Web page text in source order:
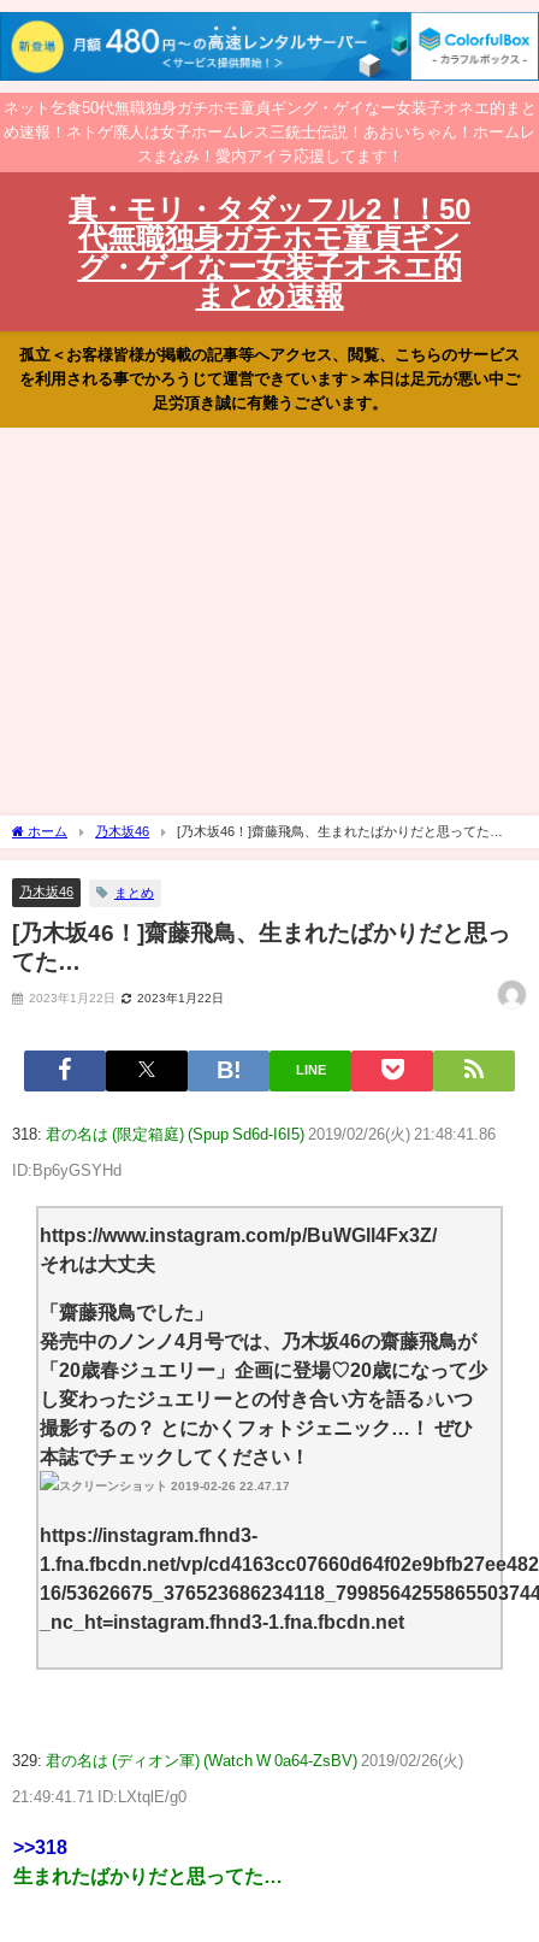
ネット乞食50代無職独身ガチホモ童貞ギング・ゲイなー女装子オネエ的まと
め速報！ネトゲ廃人は女子ホームレス三銃士伝説！あおいちゃん！ホームレ
スまなみ！愛内アイラ応援してます！
真・モリ・タダッフル2！！50
代無職独身ガチホモ童貞ギン
グ・ゲイなー女装子オネエ的
まとめ速報
孤立＜お客様皆様が掲載の記事等へアクセス、閲覧、こちらのサービス
を利用される事でかろうじて運営できています＞本日は足元が悪い中ご
足労頂き誠に有難うございます。
ホーム 乃木坂46 [乃木坂46！]齋藤飛鳥、生まれたばかりだと思ってた…
乃木坂46 まとめ
[乃木坂46！]齋藤飛鳥、生まれたばかりだと思っ
てた…
2023年1月22日 2023年1月22日
LINE
318: 君の名は (限定箱庭) (Spup Sd6d-I6I5) 2019/02/26(火) 21:48:41.86
ID:Bp6yGSYHd
https://www.instagram.com/p/BuWGll4Fx3Z/
それは大丈夫
「齋藤飛鳥でした」
発売中のノンノ4月号では、乃木坂46の齋藤飛鳥が
「20歳春ジュエリー」企画に登場♡20歳になって少
し変わったジュエリーとの付き合い方を語る♪いつ
撮影するの？ とにかくフォトジェニック…！ ぜひ
本誌でチェックしてください！
https://instagram.fhnd3-
1.fna.fbcdn.net/vp/
16/
_nc_ht=instagram.fhnd3-1.fna.fbcdn.net
329: 君の名は (ディオン軍) (Watch W 0a64-ZsBV) 2019/02/26(火)
21:49:41.71 ID:LXtqlE/g0
>>318
生まれたばかりだと思ってた…